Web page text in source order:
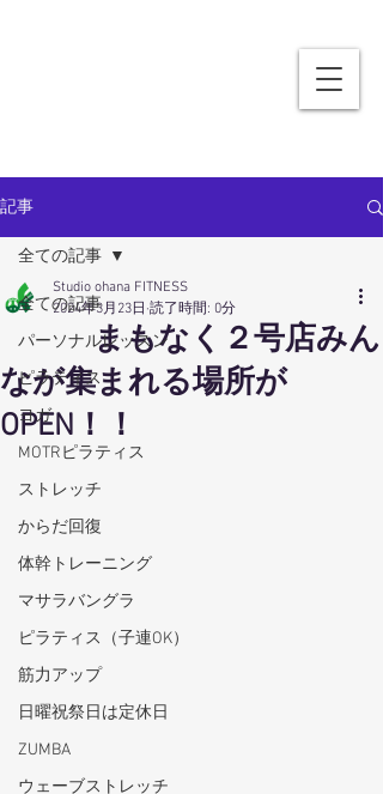
記事
全ての記事
パーソナルレッスン
ピラティス
ヨガ
MOTRピラティス
ストレッチ
からだ回復
体幹トレーニング
マサラバングラ
ピラティス（子連OK）
筋力アップ
日曜祝祭日は定休日
ZUMBA
ウェーブストレッチ
全ての記事
まもなく２号店みん
なが集まれる場所が
OPEN！！
Studio ohana FITNESS
2024年3月23日 読了時間: 0分